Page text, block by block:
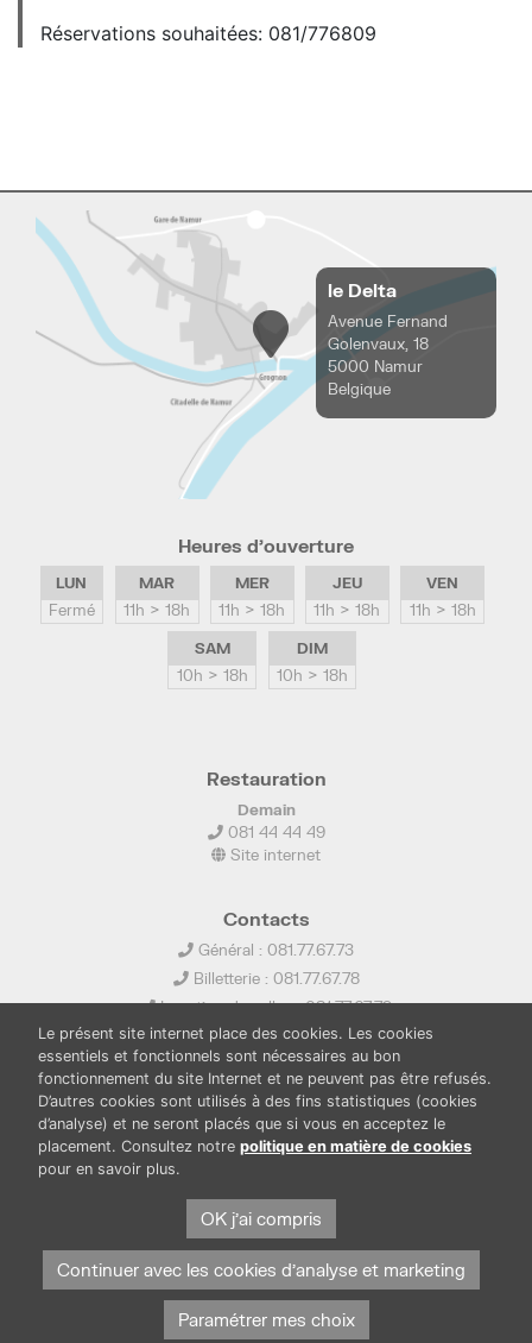
Réservations souhaitées: 081/776809
le Delta
Avenue Fernand
Golenvaux, 18
5000 Namur
Belgique
Heures d’ouverture
LUN
Fermé
MAR
11h > 18h
MER
11h > 18h
JEU
11h > 18h
VEN
11h > 18h
SAM
10h > 18h
DIM
10h > 18h
Restauration
Demain
081 44 44 49
Site internet
Contacts
Général : 081.77.67.73
Billetterie : 081.77.67.78
Location de salles : 081.77.67.79
info@ledelta.be
BOUTIQUE
Protection des données et cookies Mentions légales
Le présent site internet place des cookies. Les cookies
essentiels et fonctionnels sont nécessaires au bon
fonctionnement du site Internet et ne peuvent pas être refusés.
D’autres cookies sont utilisés à des fins statistiques (cookies
d’analyse) et ne seront placés que si vous en acceptez le
placement. Consultez notre politique en matière de cookies
pour en savoir plus.
OK j'ai compris
Continuer avec les cookies d'analyse et marketing
Paramétrer mes choix